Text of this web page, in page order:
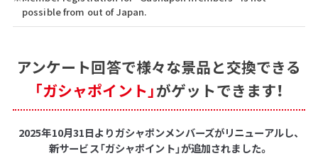
possible from out of Japan.
アンケート回答で様々な景品と交換できる
「ガシャポイント」がゲットできます！
2025年10月31日よりガシャポンメンバーズがリニューアルし、
新サービス「ガシャポイント」が追加されました。